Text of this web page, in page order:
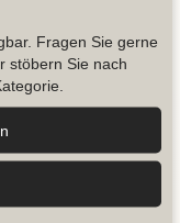
Fragen Sie gerne
stöbern Sie nach